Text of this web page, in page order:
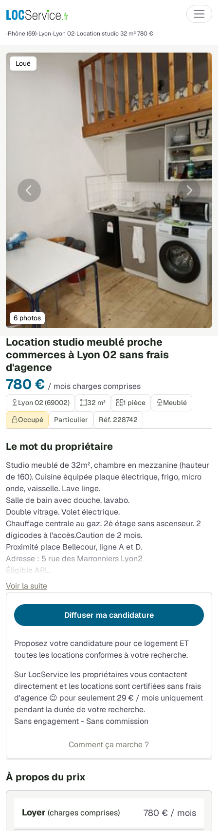
Rhône (69) Lyon Lyon 02 Location studio 32 m² 780 €
Location studio meublé proche
commerces à Lyon 02 sans frais
d'agence
780 € / mois charges comprises
Précédente
6 photos
Loué
Lyon 02 (69002) 32 m² 1 pièce
Meublé
Occupé
Particulier Réf. 228742
Le mot du propriétaire
Studio meublé de 32m², chambre en mezzanine (hauteur
de 160). Cuisine équipée plaque électrique, frigo, micro
onde, vaisselle. Lave linge.
Salle de bain avec douche, lavabo.
Double vitrage. Volet électrique.
Chauffage centrale au gaz. 2è étage sans ascenseur. 2
digicodes à l'accès.Caution de 2 mois.
Proximité place Bellecour, ligne A et D.
Adresse : 5 rue des Marronniers Lyon2
Éligible APL.
Loyer comprenant l'eau, l'électricité, le gaz pour le
chauffage et l'assurance du logement. 780€.
Voir la suite
À propos du prix
Loyer (charges comprises) 780 € / mois
Proposez votre candidature pour ce logement ET
toutes les locations conformes à votre recherche.
Sur LocService les propriétaires vous contactent
directement et les locations sont certifiées sans frais
d'agence 😉 pour seulement 29 € / mois uniquement
pendant la durée de votre recherche.
Sans engagement - Sans commission
Diffuser ma candidature
Comment ça marche ?